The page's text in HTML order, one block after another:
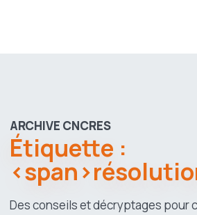
ARCHIVE CNCRES
Étiquette :
Des conseils et décryptages pour